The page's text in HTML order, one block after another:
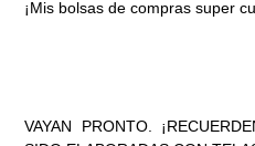
¡Mis bolsas de compras super
VAYAN PRONTO.